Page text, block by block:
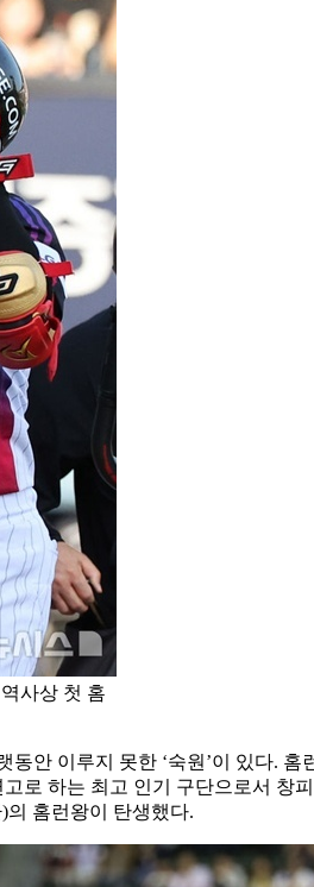
사상 첫 홈
안 이루지 못한 ‘숙원’이 있다.
로 하는 최고 인기 구단으로서
의 홈런왕이 탄생했다.